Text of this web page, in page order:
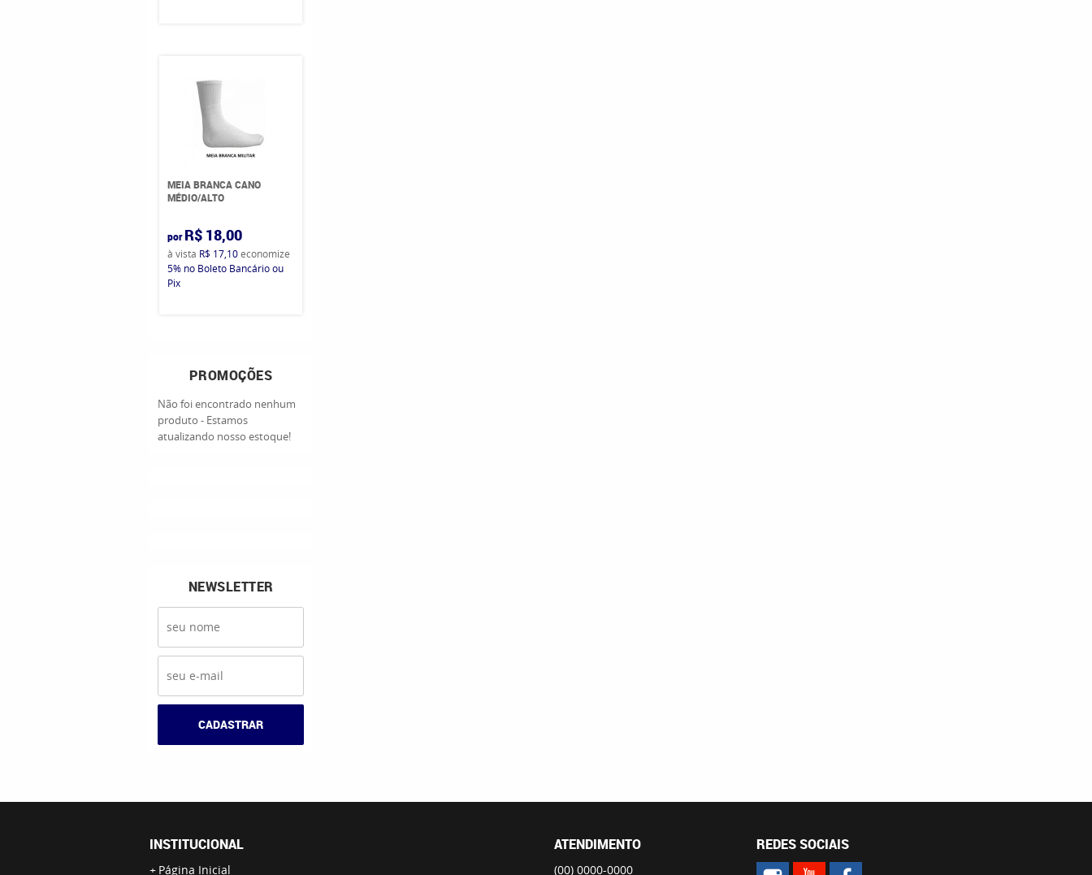
MEIA BRANCA CANO
MÉDIO/ALTO
por R$ 18,00
à vista R$ 17,10economize
5% no Boleto Bancário ou
Pix
PROMOÇÕES
Não foi encontrado nenhum
produto - Estamos
atualizando nosso estoque!
NEWSLETTER
CADASTRAR
INSTITUCIONAL
Página Inicial
ATENDIMENTO
(00) 0000-0000
REDES SOCIAIS